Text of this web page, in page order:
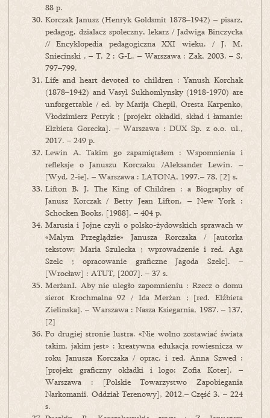
88 p.
Korczak Janusz (Henryk Goldsmit 1878–1942) – pisarz,
pedagog, dzialacz spoleczny, lekarz / Jadwiga Binczycka
// Encyklopedia pedagogiczna XXI wieku. / J. M.
Sniecinski . – T. 2 : G-L. – Warszawa : Zak, 2003. – S.
797–799.
Life and heart devoted to children : Yanush Korchak
(1878–1942) and Vasyl Sukhomlynsky (1918-1970) are
unforgettable / ed. by Marija Chepil, Oresta Karpenko,
Vłodzimierz Petryk ; [projekt okładki, skład i łamanie:
Elzbieta Gorecka]. – Warszawa : DUX Sp. z o.o. ul.,
2017. – 249 p.
Lewin A. Takim go zapamiętałem : Wspomnienia i
refleksje o Januszu Korczaku /Aleksander Lewin. –
[Wyd. 2-ie]. – Warszawa : LATONA, 1997.– 78, [2] s.
Lifton B. J. The King of Children : a Biography of
Janusz Korczak / Betty Jean Lifton. – New York :
Schocken Books, [1988]. – 404 p.
Marusia i Jojne czyli o polsko-żydowskich sprawach w
«Malym Przeglądzie» Janusza Rorczaka / [autorka
tekstow: Maria Szulecka ; wprowadzenie i red. Aga
Szelc ; opracowanie graficzne Jagoda Szelc]. –
[Wrocław] : ATUT, [2007]. – 37 s.
MerżanI. Aby nie uległo zapomnieniu : Rzecz o domu
sierot Krochmalna 92 / Ida Merżan ; [red. Elźbieta
Zielinska]. – Warszawa : Nasza Ksiegarnia, 1987. – 137,
[2]
Po drugiej stronie lustra. «Nie wolno zostawiać świata
takim, jakim jest» : kreatywna edukacja rowiesnicza w
roku Janusza Korczaka / oprac. i red. Anna Szwed ;
[projekt graficzny okładki i logo: Zofia Koter]. –
Warszawa : [Polskie Towarzystwo Zapobiegania
Narkomanii. Oddział Terenowy], 2012.– Część 3. – 224
s.